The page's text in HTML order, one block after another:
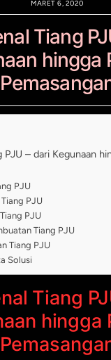
MARET 6, 2020
Tiang
hingga
PJU – dari Kegunaan
PJU
PJU
PJU
Tiang PJU
Tiang PJU
Solusi
Tiang
hingga